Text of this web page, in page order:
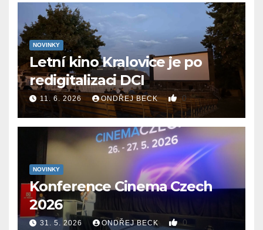
NOVINKY
Letní kino Kralovice je po
redigitalizaci DCI
11. 6. 2026 ONDŘEJ BECK 0
NOVINKY
Konference Cinema Czech
2026
31. 5. 2026 ONDŘEJ BECK 0